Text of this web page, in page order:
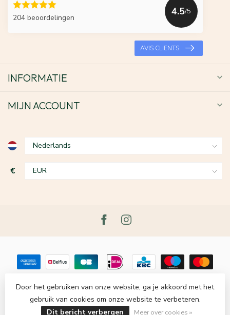
204 beoordelingen
4.5/5
AVIS CLIENTS
INFORMATIE
MIJN ACCOUNT
€
© Copyright 2026 Le Grenier du Lin- Powered byLightspeed
Lightspeed designby Dyvelopment
Door het gebruiken van onze website, ga je akkoord met het
gebruik van cookies om onze website te verbeteren.
Dit bericht verbergen
Meer over cookies »